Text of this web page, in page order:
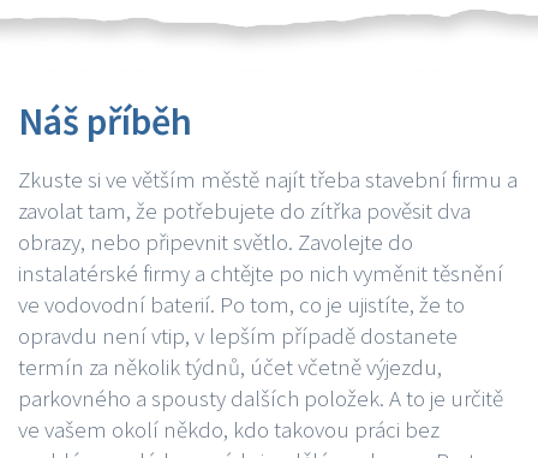
Náš příběh
Zkuste si ve větším městě najít třeba stavební firmu a
zavolat tam, že potřebujete do zítřka pověsit dva
obrazy, nebo připevnit světlo. Zavolejte do
instalatérské firmy a chtějte po nich vyměnit těsnění
ve vodovodní baterií. Po tom, co je ujistíte, že to
opravdu není vtip, v lepším případě dostanete
termín za několik týdnů, účet včetně výjezdu,
parkovného a spousty dalších položek. A to je určitě
ve vašem okolí někdo, kdo takovou práci bez